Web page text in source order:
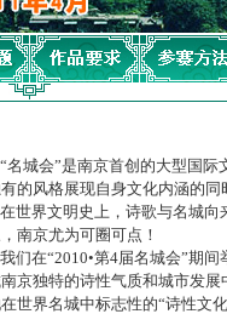
名城会”是南京首创的大型国际
的风格展现自身文化内涵的
世界文明史上，诗歌与名城向
南京尤为可圈可点！
们在“2010•第4届名城会”期
京独特的诗性气质和城市发
世界名城中标志性的“诗性文